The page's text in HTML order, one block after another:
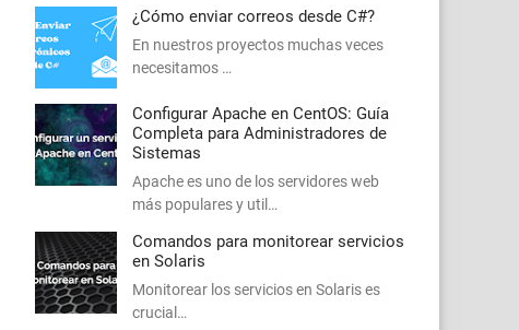
¿Cómo enviar correos desde C#?
En nuestros proyectos muchas veces
necesitamos …
Configurar Apache en CentOS: Guía
Completa para Administradores de
Sistemas
Apache es uno de los servidores web
más populares y util…
Comandos para monitorear servicios
en Solaris
Monitorear los servicios en Solaris es
crucial…